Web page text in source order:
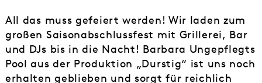
All das muss gefeiert werden! Wir laden zum
großen Saisonabschlussfest mit Grillerei, Bar
und DJs bis in die Nacht! Barbara Ungepflegts
Pool aus der Produktion „Durstig“ ist uns noch
erhalten geblieben und sorgt für reichlich